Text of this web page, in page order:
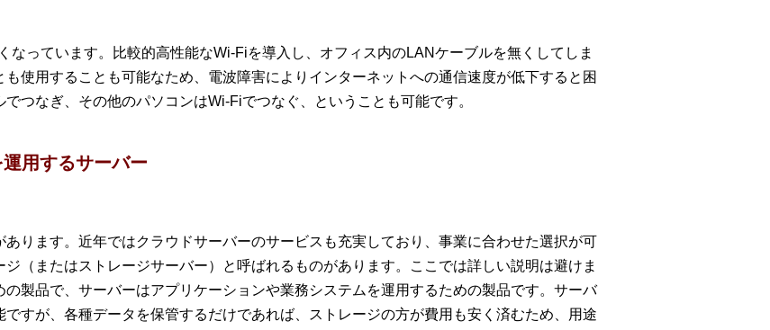
なっています。比較的高性能なWi-Fiを導入し、オフィス内のLANケーブルを無くしてしま
使用することも可能なため、電波障害によりインターネットへの通信速度が低下すると困
つなぎ、その他のパソコンはWi-Fiでつなぐ、ということも可能です。
用するサーバー
ります。近年ではクラウドサーバーのサービスも充実しており、事業に合わせた選択が可
（またはストレージサーバー）と呼ばれるものがあります。ここでは詳しい説明は避けま
製品で、サーバーはアプリケーションや業務システムを運用するための製品です。サーバ
すが、各種データを保管するだけであれば、ストレージの方が費用も安く済むため、用途